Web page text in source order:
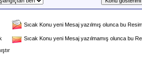
Sıcak Konu yeni Mesaj yazılmış olunca bu
Sıcak Konu yeni Mesaj yazılmamış olunca bu